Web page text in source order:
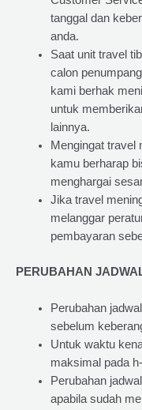
tanggal dan
anda.
Saat unit travel
calon
kami berhak
untuk
lainnya.
Mengingat travel
kamu berharap
menghargai
Jika travel
melanggar
pembayaran
PERUBAHAN
Perubahan
sebelum
Untuk waktu
maksimal pada
Perubahan
apabila sudah